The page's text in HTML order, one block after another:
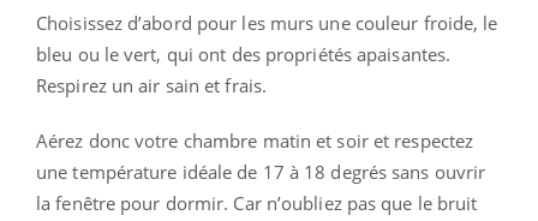
Choisissez d’abord pour les murs une couleur froide, le
bleu ou le vert, qui ont des propriétés apaisantes.
Respirez un air sain et frais.
Aérez donc votre chambre matin et soir et respectez
une température idéale de 17 à 18 degrés sans ouvrir
la fenêtre pour dormir. Car n’oubliez pas que le bruit